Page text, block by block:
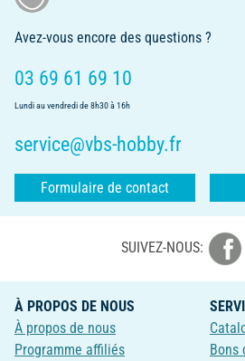
Avez-vous encore des questions ?
03 69 61 69 10
Lundi au vendredi de 8h30 à 16h
service@vbs-hobby.fr
Formulaire de contact
SUIVEZ-NOUS:
À PROPOS DE NOUS
À propos de nous
Programme affiliés
Bons